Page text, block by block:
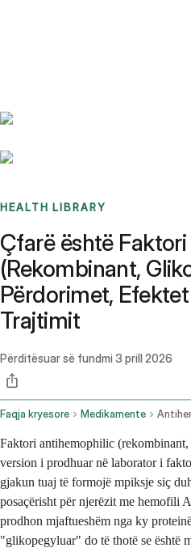
HEALTH LIBRARY
Çfarë është
(Rekombinant,
Përdorimet,
Trajtimit
Përditësuar së fundmi 3 prill 2026
Faqja kryesore Medikamente
Faktori antihemophilic
version i prodhuar në laborator i
gjakun tuaj të formojë mpiksje siç
posaçërisht për njerëzit me hemofili
prodhon mjaftueshëm nga ky
"glikopegyluar" do të thotë se është